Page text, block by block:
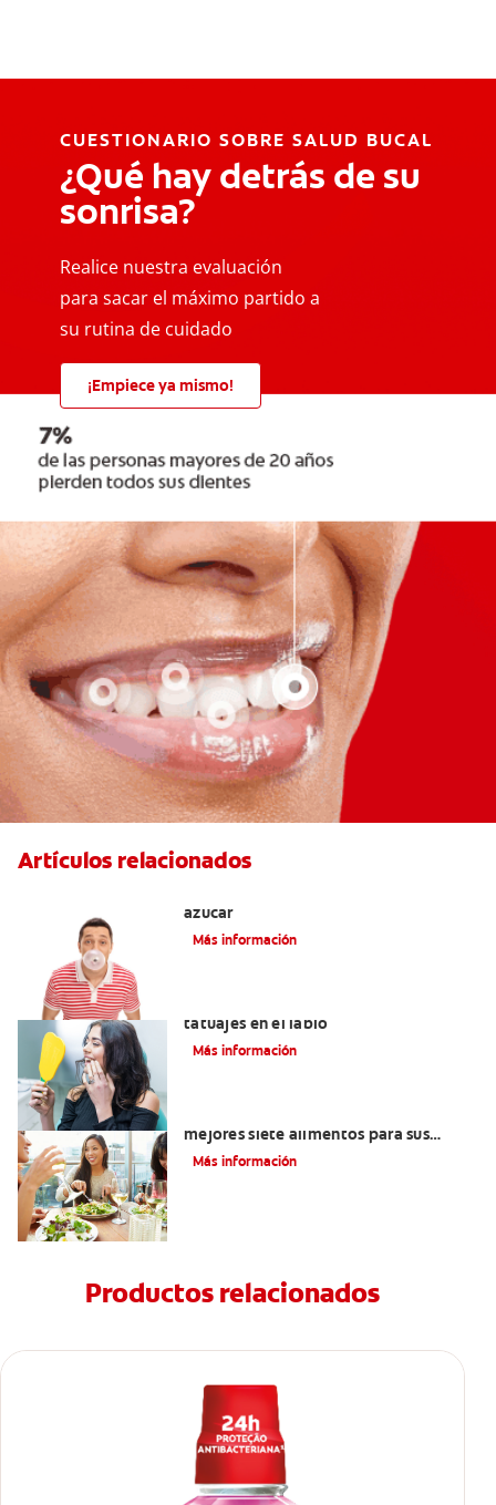
CUESTIONARIO SOBRE SALUD BUCAL
¿Qué hay detrás de su
sonrisa?
Realice nuestra evaluación
para sacar el máximo partido a
su rutina de cuidado
¡Empiece ya mismo!
Artículos relacionados
azúcar
Más información
tatuajes en el labio
Más información
mejores siete alimentos para sus
dientes
Más información
Productos relacionados